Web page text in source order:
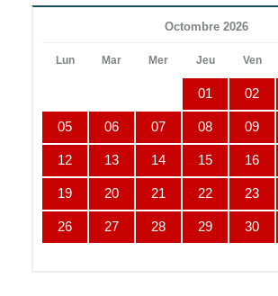
Octombre 2026
Lun Mar Mer Jeu Ven
01 02
05 06 07 08 09
12 13 14 15 16
19 20 21 22 23
26 27 28 29 30